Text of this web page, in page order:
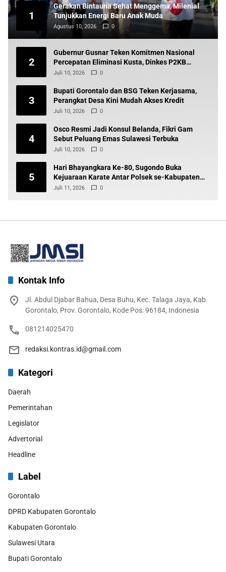
1
Gerakan Bintauna Sehat Menggema, Milenial
Tunjukkan Energi Baru Anak Muda
Agustus 10, 2026 0
2
Gubernur Gusnar Teken Komitmen Nasional
Percepatan Eliminasi Kusta, Dinkes P2KB
Siapkan Tindak Lanjut
Juli 10, 2026 0
3
Bupati Gorontalo dan BSG Teken Kerjasama,
Perangkat Desa Kini Mudah Akses Kredit
Juli 10, 2026 0
4
Osco Resmi Jadi Konsul Belanda, Fikri Gam
Sebut Peluang Emas Sulawesi Terbuka
Juli 10, 2026 0
5
Hari Bhayangkara Ke-80, Sugondo Buka
Kejuaraan Karate Antar Polsek se-Kabupaten
Gorontalo
Juli 11, 2026 0
Kontak Info
Jl. Abdul Djabar Bahua, Desa Buhu, Kec. Talaga Jaya, Kab.
Gorontalo, Prov. Gorontalo, Kode Pos: 96184, Indonesia
081214025470
redaksi.kontras.id@gmail.com
Kategori
Daerah
Pemerintahan
Legislator
Advertorial
Headline
Label
Gorontalo
DPRD Kabupaten Gorontalo
Kabupaten Gorontalo
Sulawesi Utara
Bupati Gorontalo